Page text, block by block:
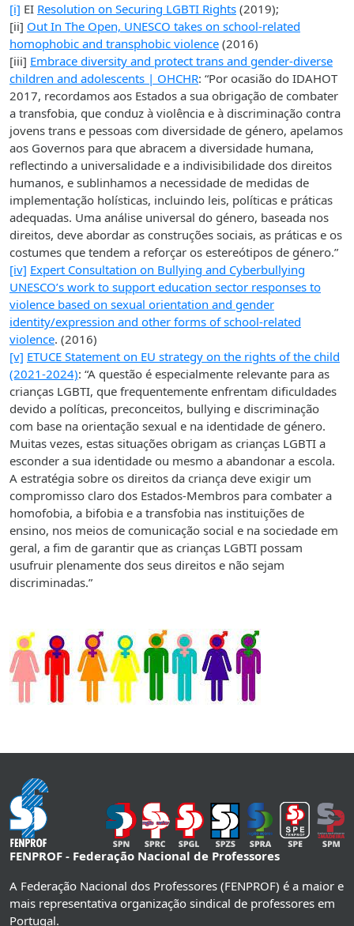
[i] EI Resolution on Securing LGBTI Rights (2019);
[ii] Out In The Open, UNESCO takes on school-related
homophobic and transphobic violence (2016)
[iii] Embrace diversity and protect trans and gender-diverse
children and adolescents | OHCHR: “Por ocasião do IDAHOT
2017, recordamos aos Estados a sua obrigação de combater
a transfobia, que conduz à violência e à discriminação contra
jovens trans e pessoas com diversidade de género, apelamos
aos Governos para que abracem a diversidade humana,
reflectindo a universalidade e a indivisibilidade dos direitos
humanos, e sublinhamos a necessidade de medidas de
implementação holísticas, incluindo leis, políticas e práticas
adequadas. Uma análise universal do género, baseada nos
direitos, deve abordar as construções sociais, as práticas e os
costumes que tendem a reforçar os estereótipos de género.”
[iv] Expert Consultation on Bullying and Cyberbullying
UNESCO’s work to support education sector responses to
violence based on sexual orientation and gender
identity/expression and other forms of school-related
violence. (2016)
[v] ETUCE Statement on EU strategy on the rights of the child
(2021-2024): “A questão é especialmente relevante para as
crianças LGBTI, que frequentemente enfrentam dificuldades
devido a políticas, preconceitos, bullying e discriminação
com base na orientação sexual e na identidade de género.
Muitas vezes, estas situações obrigam as crianças LGBTI a
esconder a sua identidade ou mesmo a abandonar a escola.
A estratégia sobre os direitos da criança deve exigir um
compromisso claro dos Estados-Membros para combater a
homofobia, a bifobia e a transfobia nas instituições de
ensino, nos meios de comunicação social e na sociedade em
geral, a fim de garantir que as crianças LGBTI possam
usufruir plenamente dos seus direitos e não sejam
discriminadas.”
FENPROF - Federação Nacional de Professores
A Federação Nacional dos Professores (FENPROF) é a maior e
mais representativa organização sindical de professores em
Portugal.